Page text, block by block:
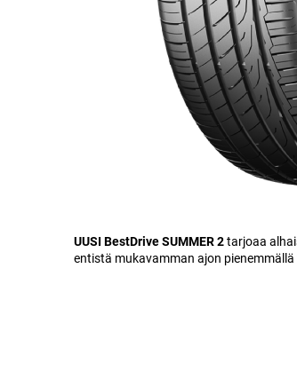
UUSI BestDrive SUMMER 2tarjoaa
entistä mukavamman ajon